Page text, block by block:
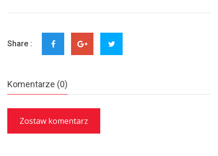
Share :
Komentarze (0)
Zostaw komentarz